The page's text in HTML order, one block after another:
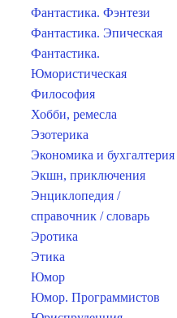
Фантастика. Фэнтези
Фантастика. Эпическая
Фантастика.
Юмористическая
Философия
Хобби, ремесла
Эзотерика
Экономика и бухгалтерия
Экшн, приключения
Энциклопедия /
справочник / словарь
Эротика
Этика
Юмор
Юмор. Программистов